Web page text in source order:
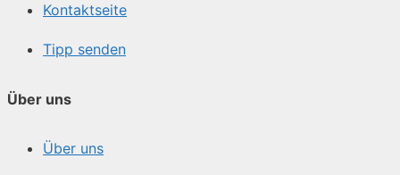
Kontaktseite
Tipp senden
Über uns
Über uns